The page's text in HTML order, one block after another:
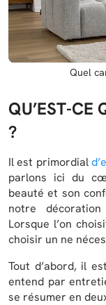
Quel
QU’EST-CE
?
Il est primordial
parlons ici du
beauté et son
notre
Lorsque l’on
choisir un ne
Tout d’abord, il
entend par
se résumer en